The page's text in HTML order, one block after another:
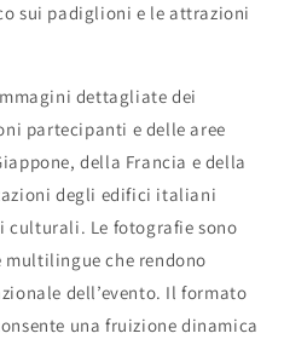
sui padiglioni e le attrazioni
dettagliate dei
partecipanti e delle aree
della Francia e della
degli edifici italiani
culturali. Le fotografie sono
che rendono
dell’evento. Il formato
una fruizione dinamica